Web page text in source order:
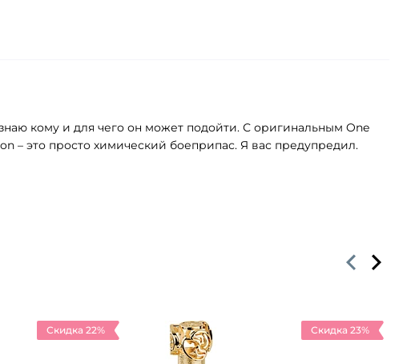
кому и для чего он может подойти. С оригинальным One
– это просто химический боеприпас. Я вас предупредил.
Скидка 22% Скидка 23%